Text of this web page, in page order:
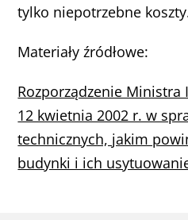
tylko niepotrzebne
Materiały źródłowe:
Rozporządzenie
12 kwietnia 2002 r. w
technicznych, jakim
budynki i ich